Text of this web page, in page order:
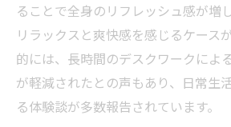
ることで全身のリフレッシュ感が増
リラックスと爽快感を感じるケース
的には、長時間のデスクワークによ
が軽減されたとの声もあり、日常生
る体験談が多数報告されています。